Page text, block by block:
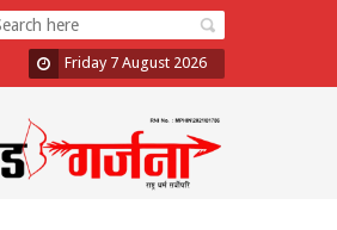
Friday 7 August 2026